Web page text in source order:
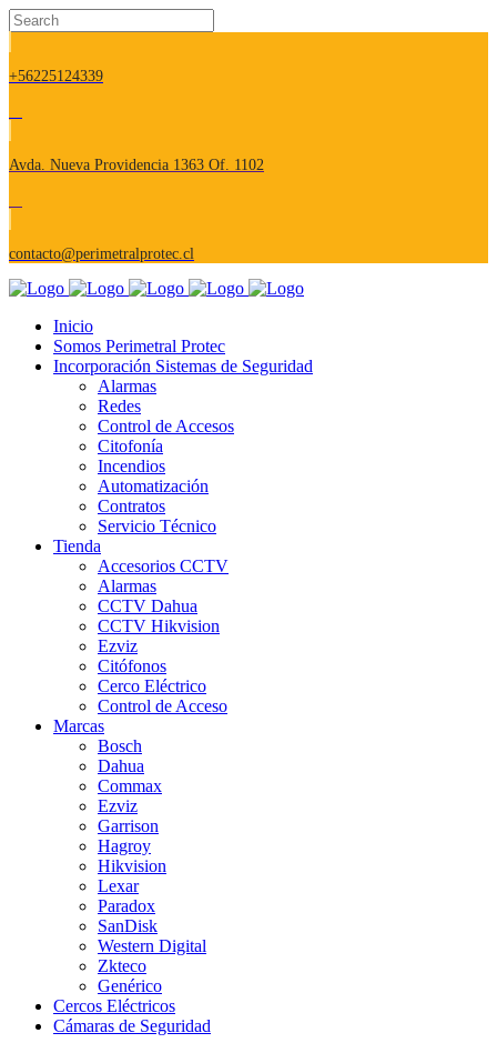
+56225124339
Avda. Nueva Providencia 1363 Of. 1102
contacto@perimetralprotec.cl
Inicio
Somos Perimetral Protec
Incorporación Sistemas de Seguridad
Alarmas
Redes
Control de Accesos
Citofonía
Incendios
Automatización
Contratos
Servicio Técnico
Tienda
Accesorios CCTV
Alarmas
CCTV Dahua
CCTV Hikvision
Ezviz
Citófonos
Cerco Eléctrico
Control de Acceso
Marcas
Bosch
Dahua
Commax
Ezviz
Garrison
Hagroy
Hikvision
Lexar
Paradox
SanDisk
Western Digital
Zkteco
Genérico
Cercos Eléctricos
Cámaras de Seguridad